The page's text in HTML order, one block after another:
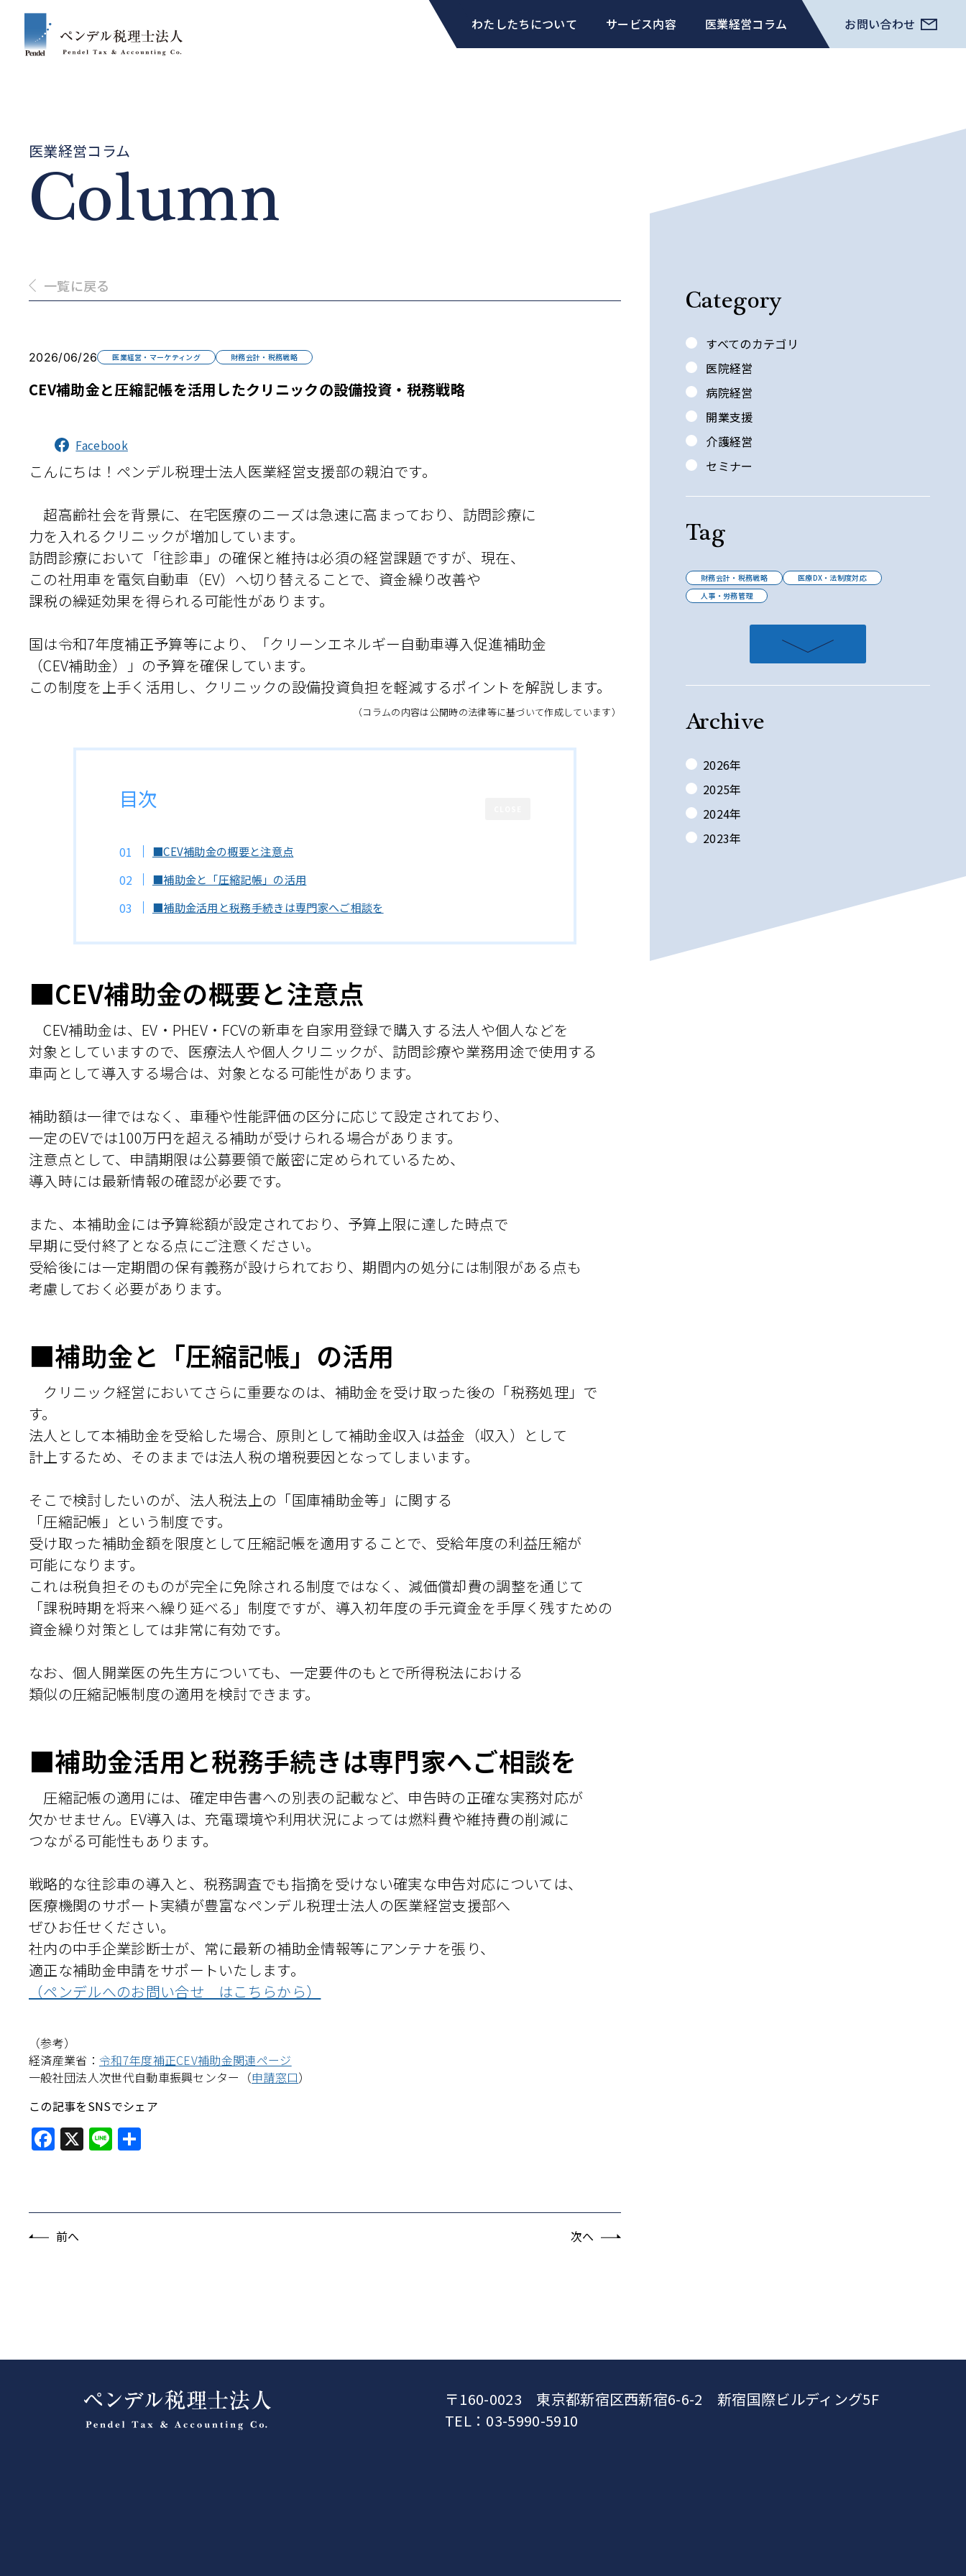
わたしたちについて サービス内容 医業経営コラム お問い合わせ
医業経営コラム
Column
一覧に戻る
2026/06/26 医業経営・マーケティング 財務会計・税務戦略
CEV補助金と圧縮記帳を活用したクリニックの設備投資・税務戦略
Facebook
こんにちは！ペンデル税理士法人医業経営支援部の親泊です。
超高齢社会を背景に、在宅医療のニーズは急速に高まっており、訪問診療に
力を入れるクリニックが増加しています。
訪問診療において「往診車」の確保と維持は必須の経営課題ですが、現在、
この社用車を電気自動車（EV）へ切り替えることで、資金繰り改善や
課税の繰延効果を得られる可能性があります。
国は令和7年度補正予算等により、「クリーンエネルギー自動車導入促進補助金
（CEV補助金）」の予算を確保しています。
この制度を上手く活用し、クリニックの設備投資負担を軽減するポイントを解説します。
（コラムの内容は公開時の法律等に基づいて作成しています）
目次
■CEV補助金の概要と注意点
■補助金と「圧縮記帳」の活用
■補助金活用と税務手続きは専門家へご相談を
■CEV補助金の概要と注意点
CEV補助金は、EV・PHEV・FCVの新車を自家用登録で購入する法人や個人などを
対象としていますので、医療法人や個人クリニックが、訪問診療や業務用途で使用する
車両として導入する場合は、対象となる可能性があります。
補助額は一律ではなく、車種や性能評価の区分に応じて設定されており、
一定のEVでは100万円を超える補助が受けられる場合があります。
注意点として、申請期限は公募要領で厳密に定められているため、
導入時には最新情報の確認が必要です。
また、本補助金には予算総額が設定されており、予算上限に達した時点で
早期に受付終了となる点にご注意ください。
受給後には一定期間の保有義務が設けられており、期間内の処分には制限がある点も
考慮しておく必要があります。
■補助金と「圧縮記帳」の活用
クリニック経営においてさらに重要なのは、補助金を受け取った後の「税務処理」で
す。
法人として本補助金を受給した場合、原則として補助金収入は益金（収入）として
計上するため、そのままでは法人税の増税要因となってしまいます。
そこで検討したいのが、法人税法上の「国庫補助金等」に関する
「圧縮記帳」という制度です。
受け取った補助金額を限度として圧縮記帳を適用することで、受給年度の利益圧縮が
可能になります。
これは税負担そのものが完全に免除される制度ではなく、減価償却費の調整を通じて
「課税時期を将来へ繰り延べる」制度ですが、導入初年度の手元資金を手厚く残すための
資金繰り対策としては非常に有効です。
なお、個人開業医の先生方についても、一定要件のもとで所得税法における
類似の圧縮記帳制度の適用を検討できます。
■補助金活用と税務手続きは専門家へご相談を
圧縮記帳の適用には、確定申告書への別表の記載など、申告時の正確な実務対応が
欠かせません。EV導入は、充電環境や利用状況によっては燃料費や維持費の削減に
つながる可能性もあります。
戦略的な往診車の導入と、税務調査でも指摘を受けない確実な申告対応については、
医療機関のサポート実績が豊富なペンデル税理士法人の医業経営支援部へ
ぜひお任せください。
社内の中手企業診断士が、常に最新の補助金情報等にアンテナを張り、
適正な補助金申請をサポートいたします。
（ペンデルへのお問い合せ はこちらから）
（参考）
経済産業省： 令和7年度補正CEV補助金関連ページ
一般社団法人次世代自動車振興センター（申請窓口）
この記事をSNSでシェア
Facebook
X Line
前へ 次へ
Category
すべてのカテゴリ
医院経営
病院経営
開業支援
介護経営
セミナー
Tag
財務会計・税務戦略
医療DX・法制度対応
人事・労務管理
Archive
2026年
2025年
2024年
2023年
〒160-0023 東京都新宿区西新宿6-6-2 新宿国際ビルディング5F
TEL：03-5990-5910